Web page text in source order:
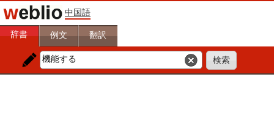
中国語
辞書 例文 翻訳